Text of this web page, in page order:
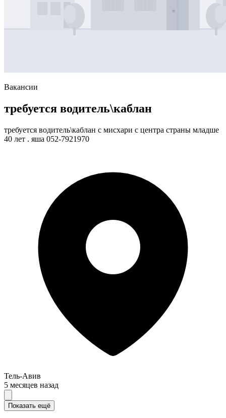
Вакансии
требуется водитель\каблан
требуется водитель\каблан с мисхари с центра страны младше
40 лет . яша 052-7921970
Тель-Авив
5 месяцев назад
Показать ещё